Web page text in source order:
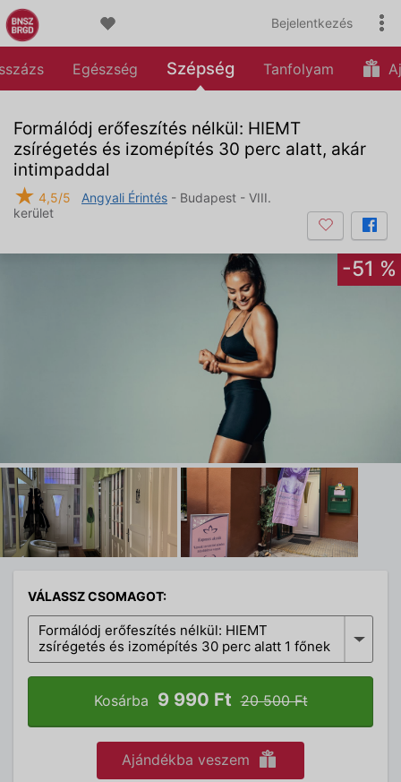
Bejelentkezés
Egészség Szépség Tanfolyam
Formálódj erőfeszítés nélkül: HIEMT
zsírégetés és izomépítés 30 perc alatt, akár
intimpaddal
★ 4,5/5 Angyali Érintés - Budapest - VIII.
kerület
-51 %
VÁLASSZ CSOMAGOT:
Formálódj erőfeszítés nélkül: HIEMT
zsírégetés és izomépítés 30 perc alatt 1 főnek
Kosárba 9 990 Ft 20 500 Ft
Ajándékba veszem